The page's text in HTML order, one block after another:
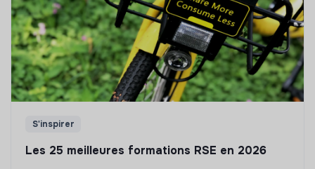
S'inspirer
Les 25 meilleures formations RSE en 2026